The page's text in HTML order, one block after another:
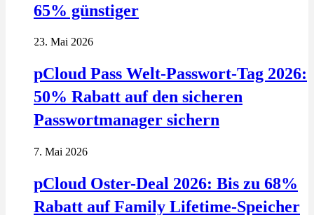
65% günstiger
23. Mai 2026
pCloud Pass Welt-Passwort-Tag 2026:
50% Rabatt auf den sicheren
Passwortmanager sichern
7. Mai 2026
pCloud Oster-Deal 2026: Bis zu 68%
Rabatt auf Family Lifetime-Speicher